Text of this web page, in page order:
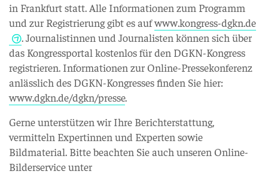
in Frankfurt statt. Alle Informationen zum Programm
und zur Registrierung gibt es aufwww.kongress-dgkn.de
. Journalistinnen und Journalisten können sich über
das Kongressportal kostenlos für den DGKN-Kongress
registrieren. Informationen zur Online-Pressekonferenz
anlässlich des DGKN-Kongresses finden Sie hier:
www.dgkn.de/dgkn/presse.
Gerne unterstützen wir Ihre Berichterstattung,
vermitteln Expertinnen und Experten sowie
Bildmaterial. Bitte beachten Sie auch unseren Online-
Bilderservice unter